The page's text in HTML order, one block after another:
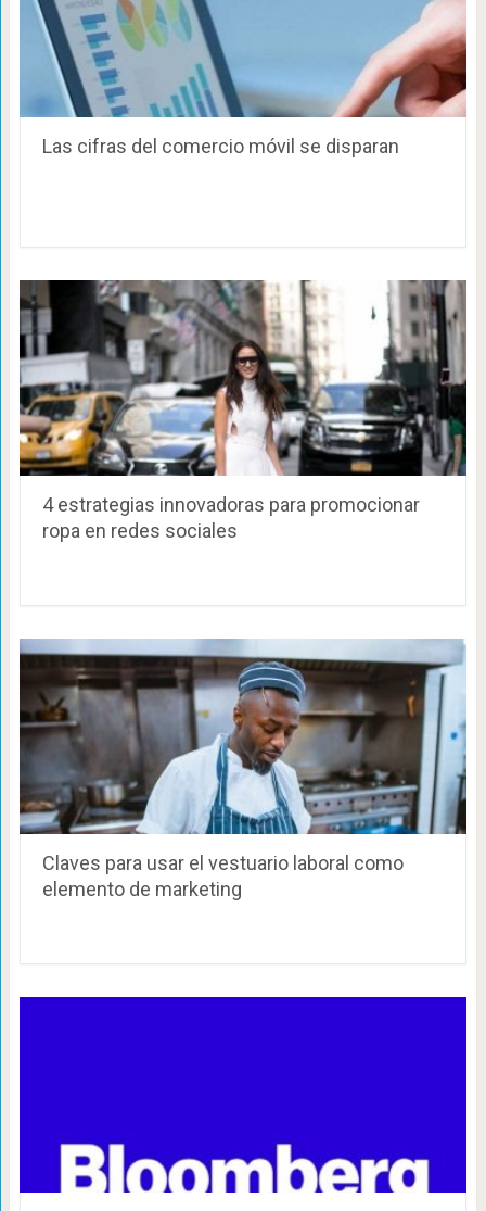
Las cifras del comercio móvil se disparan
4 estrategias innovadoras para promocionar
ropa en redes sociales
Claves para usar el vestuario laboral como
elemento de marketing